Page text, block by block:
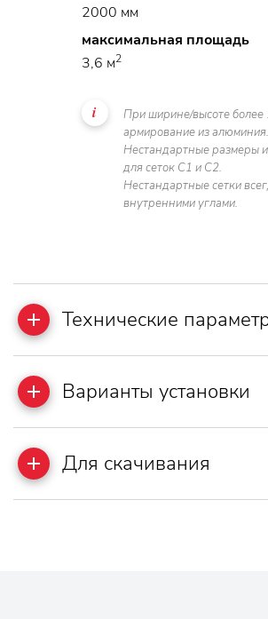
2000 мм
максимальная площадь
3,6 м2
При ширине/высоте
армирование из алюминия.
Нестандартные размеры
для сеток C1 и C2.
Нестандартные сетки
внутренними углами.
Технические
Варианты установки
Для скачивания